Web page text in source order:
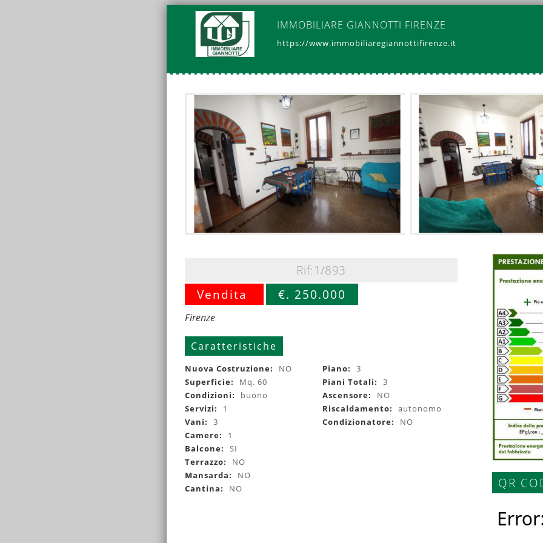
IMMOBILIARE GIANNOTTI FIRENZE
https://www.immobiliaregiannottifirenze.it
Rif:1/893
Vendita
€. 250.000
Firenze
Caratteristiche
Nuova Costruzione:
NO
Superficie:
Mq. 60
Condizioni:
buono
Servizi:
1
Vani:
3
Camere:
1
Balcone:
SI
Terrazzo:
NO
Mansarda:
NO
Cantina:
NO
Piano:
3
Piani Totali:
3
Ascensore:
NO
Riscaldamento:
autonomo
Condizionatore:
NO
QR